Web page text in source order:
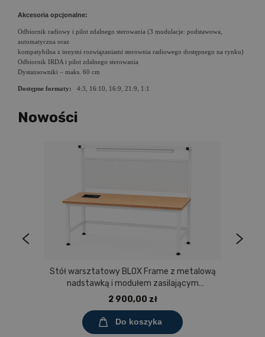
Akcesoria opcjonalne:
Odbiornik radiowy i pilot zdalnego sterowania (3 modulacje: podstawowa,
automatyczna oraz
kompatybilna z innymi rozwiązaniami sterownia radiowego dostępnego na rynku)
Odbiornik IRDA i pilot zdalnego sterowania
Dystansowniki – maks. 60 cm
Dostępne formaty: 4:3, 16:10, 16:9, 21:9, 1:1
Nowości
Stół warsztatowy BLOX Frame z metalową
nadstawką i modułem zasilającym
Prostokąt 1200x600 mm, rozmiar 4-6, blat
2 900,00 zł
Do koszyka